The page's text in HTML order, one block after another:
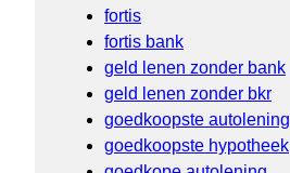
fortis
fortis bank
geld lenen zonder bank
geld lenen zonder bkr
goedkoopste autolening
goedkoopste hypotheek